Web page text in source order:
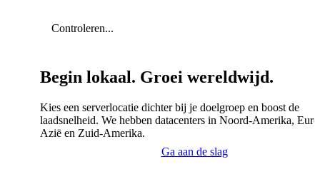
Controleren...
Begin lokaal. Groei wereldwijd.
Kies een serverlocatie dichter bij je doelgroep en boost de
laadsnelheid. We hebben datacenters in Noord-Amerika,
Azië en Zuid-Amerika.
Ga aan de slag